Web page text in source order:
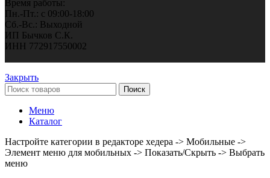
Время работы:
Пн.-Пт.: с 09:00-18:00
Сб.-Вс.: Выходной
ИП Бычков С.К.
ИНН 772917550002
Закрыть
Поиск
Меню
Каталог
Настройте категории в редакторе хедера -> Мобильные ->
Элемент меню для мобильных -> Показать/Скрыть -> Выбрать
меню